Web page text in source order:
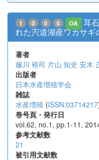
1 0 0 0 OA
耳
れた宍道湖産ワカサギ
著者
藤川 裕司 片山 知史 安木
出版者
日本水産増殖学会
雑誌
水産増殖 (ISSN:03714217
巻号頁・発行日
vol.62, no.1, pp.1-11,
参考文献数
21
被引用文献数